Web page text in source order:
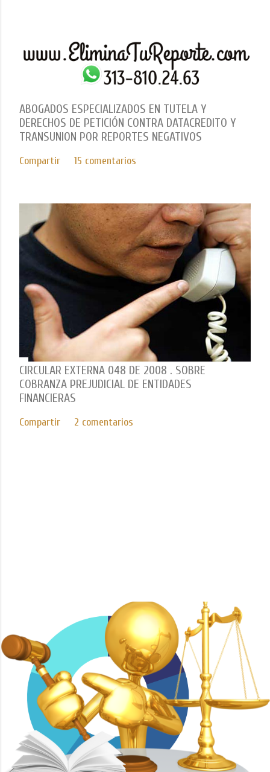
ABOGADOS ESPECIALIZADOS EN TUTELA Y
DERECHOS DE PETICIÓN CONTRA DATACREDITO Y
TRANSUNION POR REPORTES NEGATIVOS
Compartir 15 comentarios
CIRCULAR EXTERNA 048 DE 2008 . SOBRE
COBRANZA PREJUDICIAL DE ENTIDADES
FINANCIERAS
Compartir 2 comentarios